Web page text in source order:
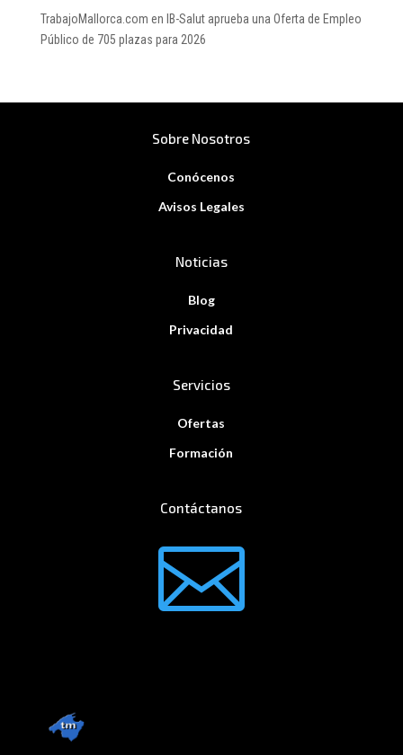
TrabajoMallorca.com en IB-Salut aprueba una Oferta de Empleo
Público de 705 plazas para 2026
Sobre Nosotros
Conócenos
Avisos Legales
Noticias
Blog
Privacidad
Servicios
Ofertas
Formación
Contáctanos
